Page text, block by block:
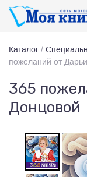
Каталог /
пожеланий от
365
Донцовой